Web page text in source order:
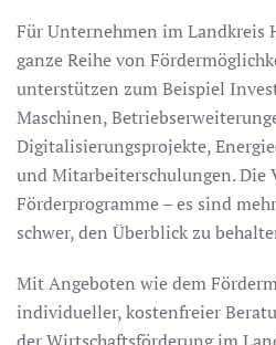
Für Unternehmen im Landkreis
ganze Reihe von
unterstützen zum Beispiel
Maschinen,
Digitalisierungsprojekte,
und Mitarbeiterschulungen. Die
Förderprogramme – es sind
schwer, den Überblick zu
Mit Angeboten wie dem
individueller, kostenfreier